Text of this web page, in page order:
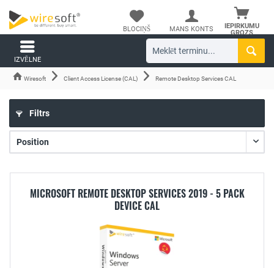
IEPIRKUMU
GROZS
BLOCIŅŠ MANS KONTS
IZVĒLNE
Wiresoft Client Access License (CAL) Remote Desktop Services CAL
Filtrs
MICROSOFT REMOTE DESKTOP SERVICES 2019 - 5 PACK
DEVICE CAL